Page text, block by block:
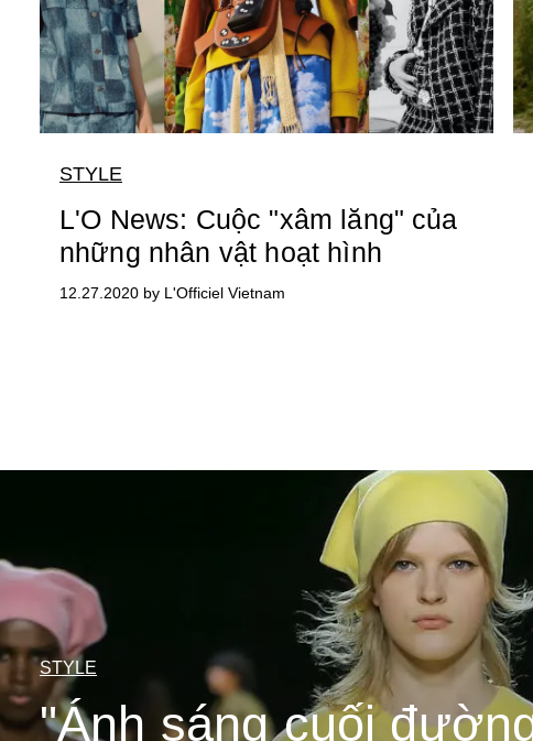
STYLE
L'O News: Cuộc "xâm lăng" của
những nhân vật hoạt hình
12.27.2020 by L'Officiel Vietnam
STYLE
"Ánh sáng cuối